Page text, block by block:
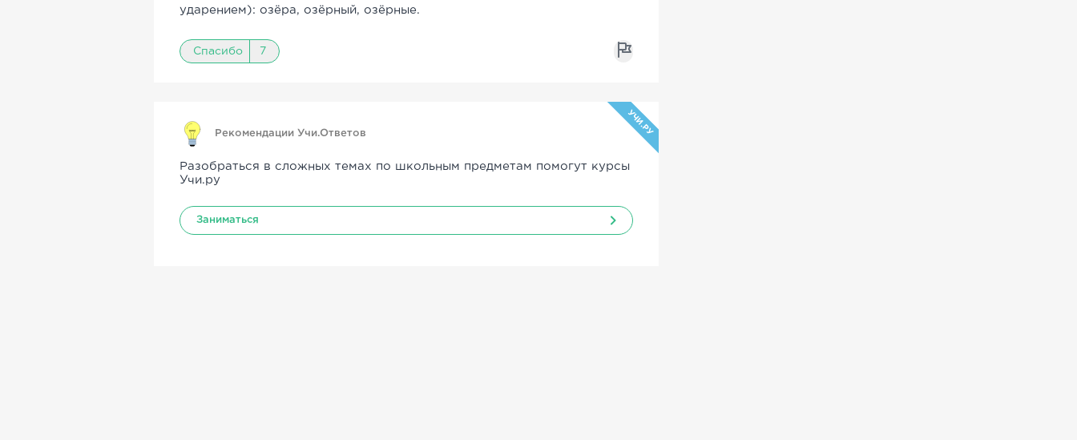
ударением): озёра, озёрный, озёрные.
Спасибо 7
Рекомендации Учи.Ответов УЧИ.РУ
Разобраться в сложных темах по школьным предметам помогут курсы
Учи.ру
Заниматься